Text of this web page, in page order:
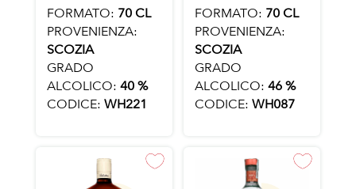
FORMATO: 70 CL
PROVENIENZA:
SCOZIA
GRADO
ALCOLICO: 40 %
CODICE: WH221
FORMATO: 70 CL
PROVENIENZA:
SCOZIA
GRADO
ALCOLICO: 46 %
CODICE: WH087